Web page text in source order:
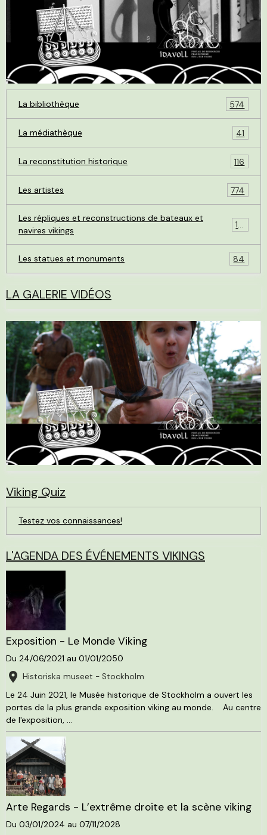
La bibliothèque 574
La médiathèque 41
La reconstitution historique 116
Les artistes 774
Les répliques et reconstructions de bateaux et
navires vikings
119
Les statues et monuments 84
LA GALERIE VIDÉOS
Viking Quiz
Testez vos connaissances!
L'AGENDA DES ÉVÉNEMENTS VIKINGS
Exposition - Le Monde Viking
Du 24/06/2021 au 01/01/2050
Historiska museet - Stockholm
Le 24 Juin 2021, le Musée historique de Stockholm a ouvert les
portes de la plus grande exposition viking au monde. Au centre
de l'exposition, ...
Arte Regards - L’extrême droite et la scène viking
Du 03/01/2024 au 07/11/2028